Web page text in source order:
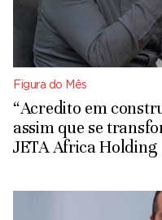
Figura do Mês
“Acredito em
assim que se
JETA Africa Holding